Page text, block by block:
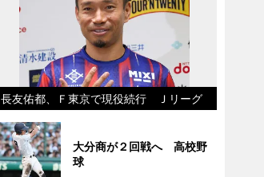
長友佑都、Ｆ東京で現役続行 Ｊリーグ
大分商が２回戦へ 高校野
球